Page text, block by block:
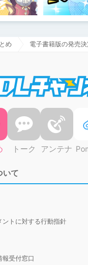
め 電子書籍版の発売
トーク アンテナ
いて
ントに対する行動指針
報受付窓口